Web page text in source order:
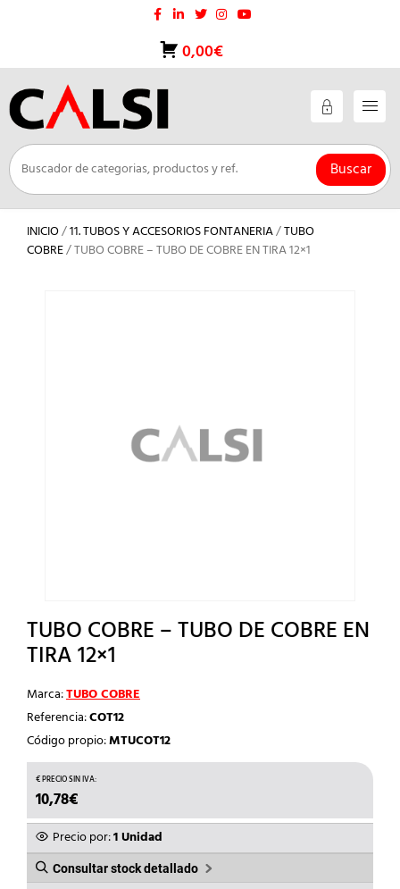
0,00€
Buscar
INICIO/11. TUBOS Y ACCESORIOS FONTANERIA/TUBO
COBRE/ TUBO COBRE – TUBO DE COBRE EN TIRA 12×1
TUBO COBRE – TUBO DE COBRE EN
TIRA 12×1
Marca:TUBO COBRE
Referencia:COT12
Código propio:MTUCOT12
10,78€
Precio por:1 Unidad
Consultar stock detallado